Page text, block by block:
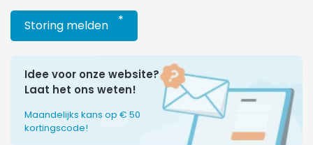
Storing melden *
Idee voor onze website?
Laat het ons weten!
Maandelijks kans op € 50
kortingscode!